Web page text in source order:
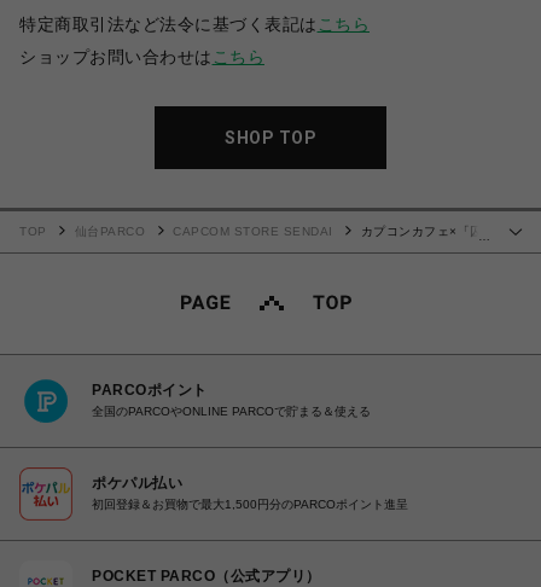
特定商取引法など法令に基づく表記は こちら
ショップお問い合わせは こちら
SHOP TOP
TOP 仙台PARCO CAPCOM STORE SENDAI
カプコンカフェ×「囚
PARCOポイント
全国のPARCOやONLINE PARCOで貯まる＆使える
ポケパル払い
初回登録＆お買物で最大1,500円分のPARCOポイント進呈
POCKET PARCO（公式アプリ）